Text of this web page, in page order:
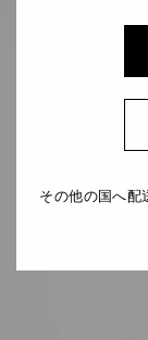
その他の国へ配